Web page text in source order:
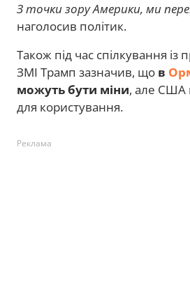
З точки зору Америки, ми
наголосив політик.
Також під час спілкування із
ЗМІ Трамп зазначив, що в
можуть бути міни, але США
для користування.
Реклама